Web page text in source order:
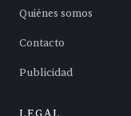
Quiénes somos
Contacto
Publicidad